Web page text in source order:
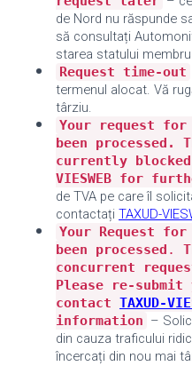
de Nord nu răspunde
să consultați
starea statului
• Request time-out
termenul alocat. Vă
târziu.
•
Your request for
been processed.
currently
VIESWEB for
de TVA pe care îl
contactați TAXUD-
•
Your Request
been processed .
concurrent
Please re-
contact TAXUD-
information –
din cauza traficului
încercați din nou mai